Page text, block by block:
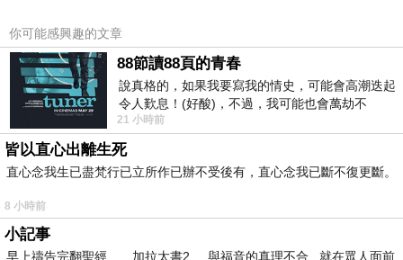
告中那位老太太的購物習慣，經營者把菜市場的
交易文化及心態掌握的恰到好處，看來今年的業
績表現定有明顯的成長。
其實認同設計專業的人有之，就如同本台舊新聞
中所提及，彼此都用專業來回饋對方，但視設計
專業如蔥蒜的高等哺乳類亦佔有相當的比例，實
相對設計工作者本身對於自己的專業培養亦同，
滿街的設計師，其認定專業的標準，有時連業內
你可能感興趣的文章
88節讀88頁的青春
說真格的，如果我要寫我的情史，可能會高潮迭起
令人歎息！(好酸)，不過，我可能也會萬劫不
復...，每天跪鍵盤還是被判了花心的罪
21 小時前
皆以直心出離生死
直心念我生已盡梵行已立所作已辦不受後有，直心念我已斷不復更斷。
8 小時前
小記事
早上禱告完翻聖經 加拉太書2 與福音的真理不合 就在眾人面前